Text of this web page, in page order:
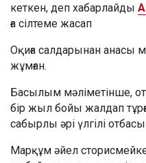
кеткен, деп хабарлайды
ға сілтеме жасап
Оқиға салдарынан анасы
жұмған.
Басылым мәліметінше,
бір жыл бойы жалдап
сабырлы әрі үлгілі отбасы
Марқұм әйел